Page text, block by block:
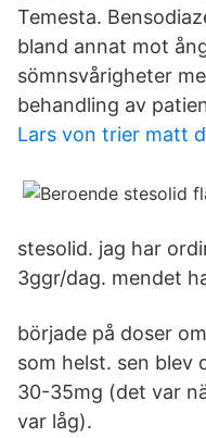
Temesta.
bland annat mot
sömnsvårigheter
behandling av
Lars von trier matt
stesolid. jag har
3ggr/dag. mendet
började på doser
som helst. sen blev
30-35mg (det var
var låg).